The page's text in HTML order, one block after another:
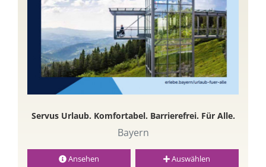
Servus Urlaub. Komfortabel. Barrierefrei. Für Alle.
Bayern
Ansehen Auswählen